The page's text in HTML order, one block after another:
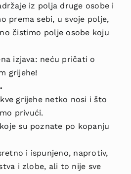
iz polja druge osobe i
prema sebi, u svoje polje,
čistimo polje osobe koju
izjava: neću pričati o
grijehe!
grijehe netko nosi i što
privući.
su poznate po kopanju
i ispunjeno, naprotiv,
i zlobe, ali to nije sve